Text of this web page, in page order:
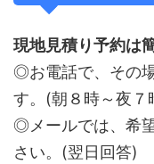
現地見積り予約は
◎お電話で、その
す。(朝８時～夜７
◎メールでは、希
さい。(翌日回答)